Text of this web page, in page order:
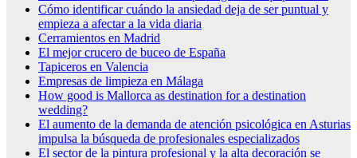
Cómo identificar cuándo la ansiedad deja de ser puntual y
empieza a afectar a la vida diaria
Cerramientos en Madrid
El mejor crucero de buceo de España
Tapiceros en Valencia
Empresas de limpieza en Málaga
How good is Mallorca as destination for a destination
wedding?
El aumento de la demanda de atención psicológica en Asturias
impulsa la búsqueda de profesionales especializados
El sector de la pintura profesional y la alta decoración se